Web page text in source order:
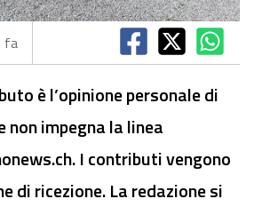
fa
è l’opinione personale di
non impegna la linea
I contributi vengono
di ricezione. La redazione si